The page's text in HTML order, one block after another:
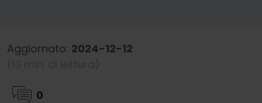
Aggiornato: 2024-12-12
0